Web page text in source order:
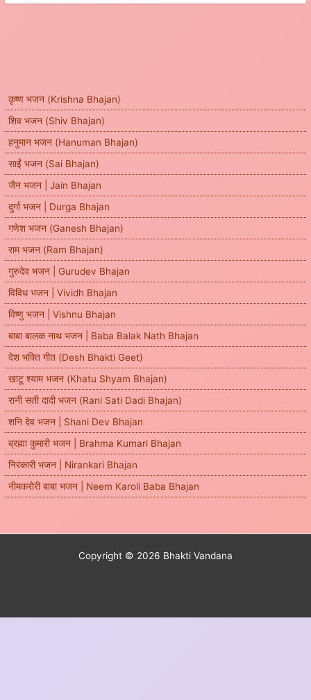
कृष्ण भजन (Krishna Bhajan)
शिव भजन (Shiv Bhajan)
हनुमान भजन (Hanuman Bhajan)
साईं भजन (Sai Bhajan)
जैन भजन | Jain Bhajan
दुर्गा भजन | Durga Bhajan
गणेश भजन (Ganesh Bhajan)
राम भजन (Ram Bhajan)
गुरुदेव भजन | Gurudev Bhajan
विविध भजन | Vividh Bhajan
विष्णु भजन | Vishnu Bhajan
बाबा बालक नाथ भजन | Baba Balak Nath Bhajan
देश भक्ति गीत (Desh Bhakti Geet)
खाटू श्याम भजन (Khatu Shyam Bhajan)
रानी सती दादी भजन (Rani Sati Dadi Bhajan)
शनि देव भजन | Shani Dev Bhajan
ब्रह्मा कुमारी भजन | Brahma Kumari Bhajan
निरंकारी भजन | Nirankari Bhajan
नीमकरोरी बाबा भजन | Neem Karoli Baba Bhajan
Copyright © 2026 Bhakti Vandana